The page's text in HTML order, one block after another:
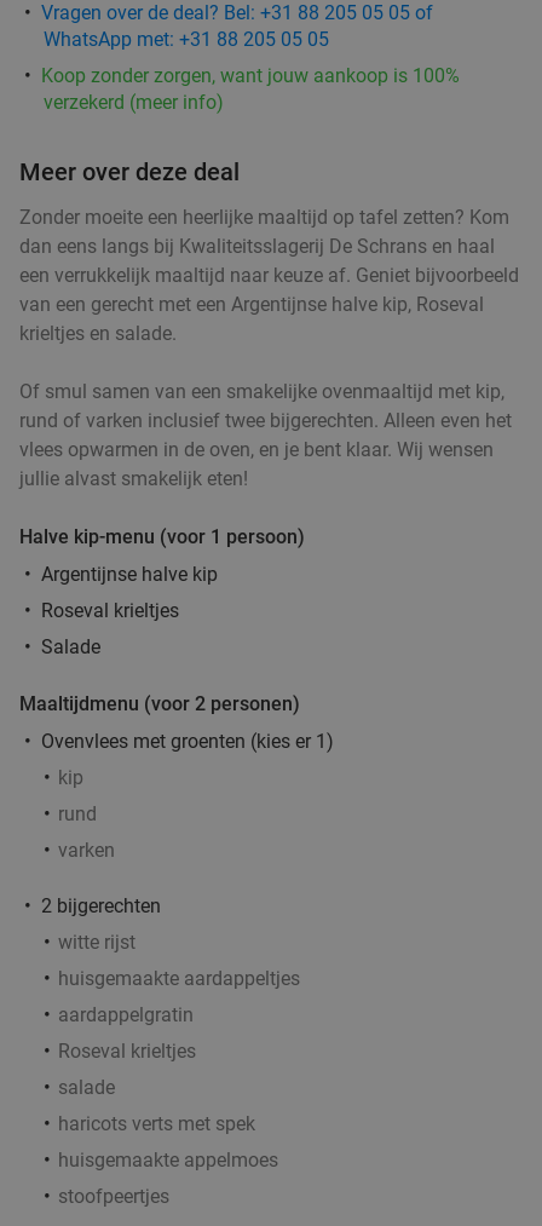
Vragen over de deal? Bel: +31 88 205 05 05 of
WhatsApp met: +31 88 205 05 05
Koop zonder zorgen, want jouw aankoop is 100%
verzekerd (meer info)
Meer over deze deal
Zonder moeite een heerlijke maaltijd op tafel zetten? Kom
dan eens langs bij Kwaliteitsslagerij De Schrans en haal
een verrukkelijk maaltijd naar keuze af. Geniet bijvoorbeeld
van een gerecht met een Argentijnse halve kip, Roseval
krieltjes en salade.
Of smul samen van een smakelijke ovenmaaltijd met kip,
rund of varken inclusief twee bijgerechten. Alleen even het
vlees opwarmen in de oven, en je bent klaar. Wij wensen
jullie alvast smakelijk eten!
Halve kip-menu (voor 1 persoon)
Argentijnse halve kip
Roseval krieltjes
Salade
Maaltijdmenu (voor 2 personen)
Ovenvlees met groenten (kies er 1)
kip
rund
varken
2 bijgerechten
witte rijst
huisgemaakte aardappeltjes
aardappelgratin
Roseval krieltjes
salade
haricots verts met spek
huisgemaakte appelmoes
stoofpeertjes